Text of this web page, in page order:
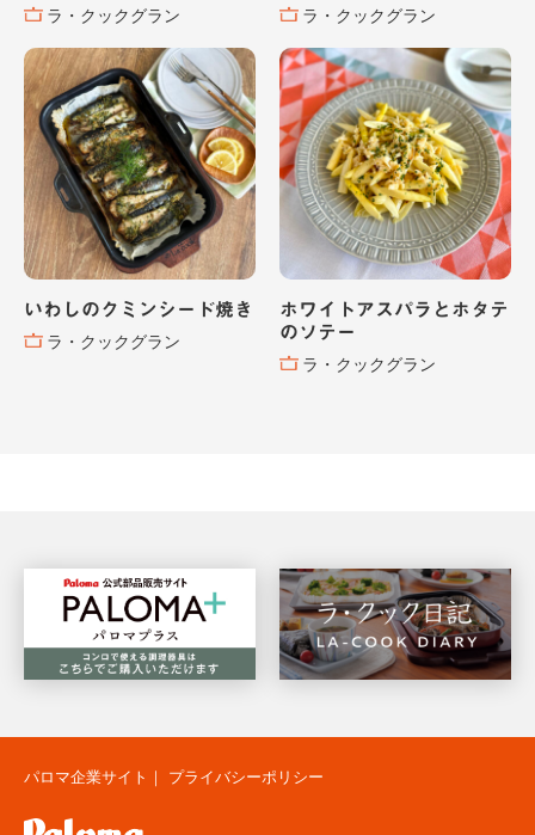
ラ・クックグラン
ラ・クックグラン
いわしのクミンシード焼き
ラ・クックグラン
ホワイトアスパラとホタテ
のソテー
ラ・クックグラン
パロマ企業サイト ｜ プライバシーポリシー